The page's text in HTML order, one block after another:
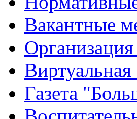
Вакантные
Газета